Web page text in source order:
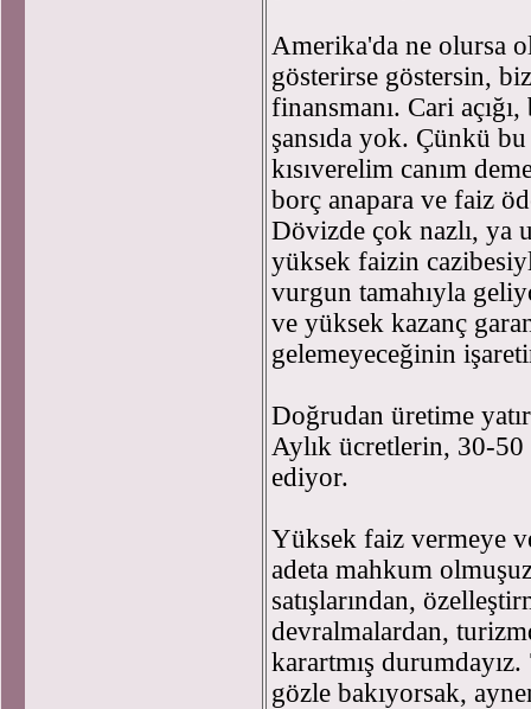
Amerika'da ne olursa
gösterirse göstersin,
finansmanı. Cari
şansıda yok. Çünkü
kısıverelim canım
borç anapara ve faiz
Dövizde çok nazlı, ya
yüksek faizin
vurgun tamahıyla
ve yüksek kazanç
gelemeyeceğinin
Doğrudan üretime
Aylık ücretlerin, 30-
ediyor.
Yüksek faiz vermeye
adeta mahkum
satışlarından,
devralmalardan,
karartmış
gözle bakıyorsak,